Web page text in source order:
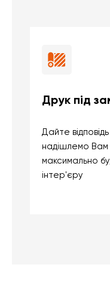
Друк під
Дайте
надішлемо Вам
максимально
інтер'єру